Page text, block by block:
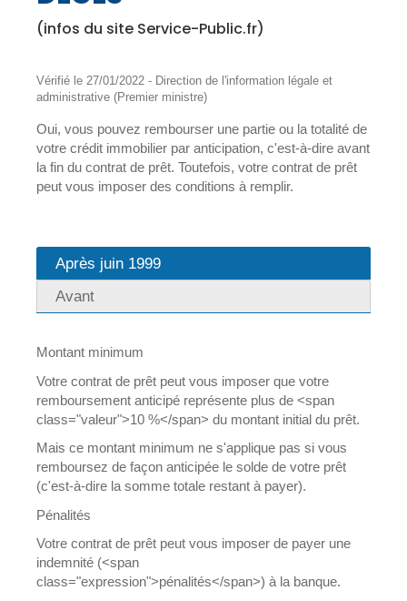
(infos du site Service-Public.fr)
Vérifié le 27/01/2022 - Direction de l'information légale et
administrative (Premier ministre)
Oui, vous pouvez rembourser une partie ou la totalité de
votre crédit immobilier par anticipation, c'est-à-dire avant
la fin du contrat de prêt. Toutefois, votre contrat de prêt
peut vous imposer des conditions à remplir.
Après juin 1999
Avant
Montant minimum
Votre contrat de prêt peut vous imposer que votre
remboursement anticipé représente plus de <span
class="valeur">10 %</span> du montant initial du prêt.
Mais ce montant minimum ne s'applique pas si vous
remboursez de façon anticipée le solde de votre prêt
(c'est-à-dire la somme totale restant à payer).
Pénalités
Votre contrat de prêt peut vous imposer de payer une
indemnité (<span
class="expression">pénalités</span>) à la banque.